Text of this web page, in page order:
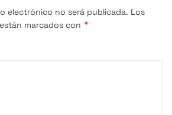
electrónico no será publicada. Los
marcados con *